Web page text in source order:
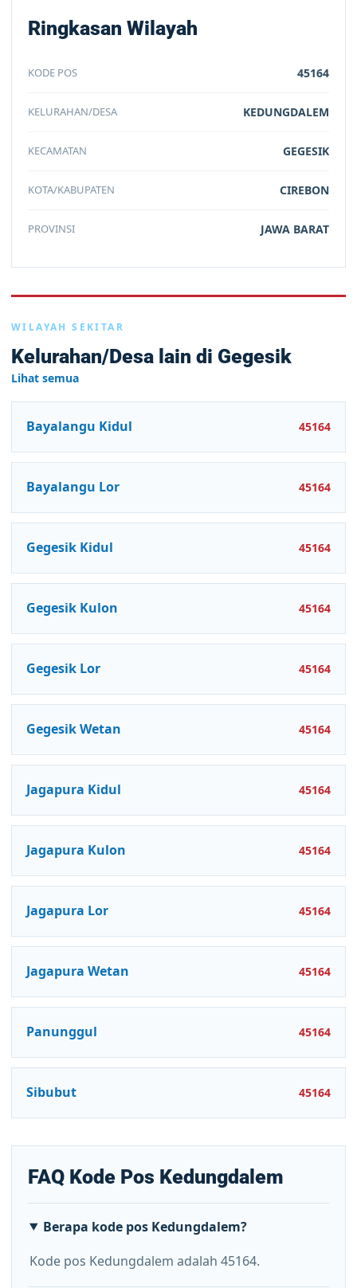
Ringkasan Wilayah
KODE POS 45164
KELURAHAN/DESA KEDUNGDALEM
KECAMATAN GEGESIK
KOTA/KABUPATEN CIREBON
PROVINSI JAWA BARAT
WILAYAH SEKITAR
Kelurahan/Desa lain di Gegesik
Lihat semua
Bayalangu Kidul 45164
Bayalangu Lor 45164
Gegesik Kidul 45164
Gegesik Kulon 45164
Gegesik Lor 45164
Gegesik Wetan 45164
Jagapura Kidul 45164
Jagapura Kulon 45164
Jagapura Lor 45164
Jagapura Wetan 45164
Panunggul 45164
Sibubut 45164
FAQ Kode Pos Kedungdalem
Berapa kode pos Kedungdalem?
Kode pos Kedungdalem adalah 45164.